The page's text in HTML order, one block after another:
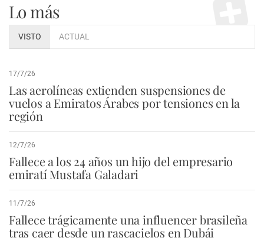
Lo más
VISTO ACTUAL
17/7/26
Las aerolíneas extienden suspensiones de
vuelos a Emiratos Árabes por tensiones en la
región
12/7/26
Fallece a los 24 años un hijo del empresario
emiratí Mustafa Galadari
11/7/26
Fallece trágicamente una influencer brasileña
tras caer desde un rascacielos en Dubái